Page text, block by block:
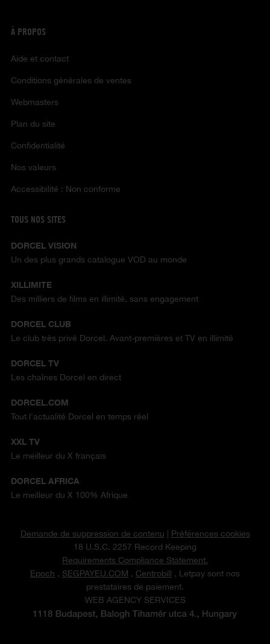
À PROPOS
Aide et contact
Conditions générales de ventes
Webmasters
Plan du site
Confidentialité
Nos valeurs
Accessibilité : Non conforme
TOUS NOS SITES
DORCEL VISION
Un des plus grands catalogue VOD au monde
XILLIMITE
Des milliers de films en illimité, sans engagement
DORCEL CLUB
Le club très privé Dorcel. Avant-premières et TV en illimité
DORCEL TV
Les chaînes Dorcel en direct
DORCEL.COM
Tout l'actualité Dorcel en temps réel
XXL TV
Le meilleur du X français
DORCEL AFRICA
Le meilleur du X 100% Afrique
Demande de suppression de contenu
Préférences cookies
18 U.S.C. 2257 Record Keeping
Requirements Compliance Statement.
Epoch , SEGPAYEU.COM , Centrobill , Letpay sont nos
prestataires de paiement.
WEB AGENCY SERVICES